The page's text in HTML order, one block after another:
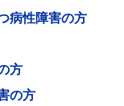
病性障害の方
方
の方